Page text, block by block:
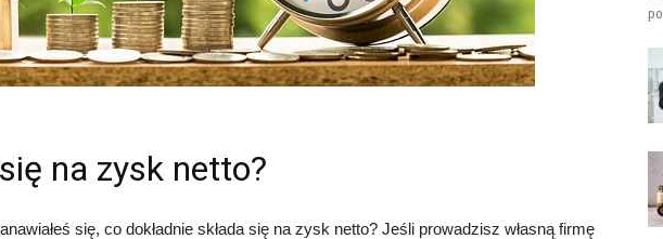
na zysk netto?
się, co dokładnie składa się na zysk netto? Jeśli prowadzisz własną firmę